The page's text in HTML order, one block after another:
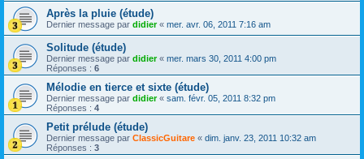
Après la pluie (étude)
Dernier message par didier« mer. avr. 06, 2011 7:16 am
Solitude (étude)
Dernier message par didier« mer. mars 30, 2011 4:00 pm
Réponses : 6
Mélodie en tierce et sixte (étude)
Dernier message par didier« sam. févr. 05, 2011 8:32 pm
Réponses : 4
Petit prélude (étude)
Dernier message par ClassicGuitare « dim. janv. 23, 2011 10:32 am
Réponses : 3